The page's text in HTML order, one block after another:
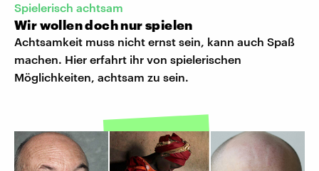
Spielerisch achtsam
Wir wollen doch nur spielen
Achtsamkeit muss nicht ernst sein, kann auch Spaß
machen. Hier erfahrt ihr von spielerischen
Möglichkeiten, achtsam zu sein.